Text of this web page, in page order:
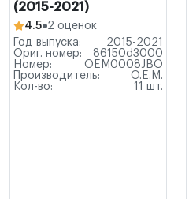
(2015-2021)
4.5 2 оценок
Год выпуска:
2015-2021
Ориг. номер:
86150d3000
Номер:
OEM0008JBO
Производитель:
O.E.M.
Кол-во:
11 шт.